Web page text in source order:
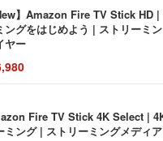
】Amazon Fire TV Stick HD |
ングをはじめよう | ストリーミ
ヤー
Fire TV Stick 4K Select |
ミング | ストリーミングメディ